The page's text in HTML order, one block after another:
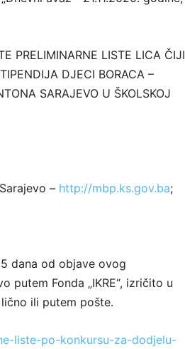
PRELIMINARNE LISTE LICA ČIJI
DJECI BORACA –
SARAJEVO U ŠKOLSKOJ
– http://mbp.ks.gov.ba;
dana od objave ovog
putem Fonda „IKRE“, izričito u
lično ili putem pošte.
liste-po-konkursu-za-dodjelu-